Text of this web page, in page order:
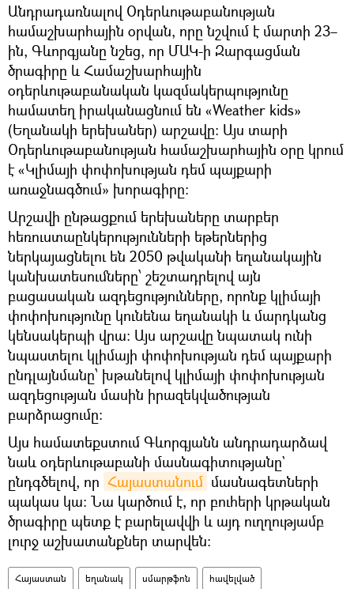
Անդրադառնալով Օդերևութաբանության
համաշխարհային օրվան, որը նշվում է մարտի 23–
ին, Գևորգյանը նշեց, որ ՄԱԿ-ի Զարգացման
ծրագիրը և Համաշխարհային
օդերևութաբանական կազմակերպությունը
համատեղ իրականացնում են «Weather kids»
(Եղանակի երեխաներ) արշավը։ Այս տարի
Օդերևութաբանության համաշխարհային օրը կրում
է «Կլիմայի փոփոխության դեմ պայքարի
առաջնագծում» խորագիրը։
Արշավի ընթացքում երեխաները տարբեր
հեռուստաընկերությունների եթերներից
ներկայացնելու են 2050 թվականի եղանակային
կանխատեսումները՝ շեշտադրելով այն
բացասական ազդեցությունները, որոնք կլիմայի
փոփոխությունը կունենա եղանակի և մարդկանց
կենսակերպի վրա։ Այս արշավը նպատակ ունի
նպաստելու կլիմայի փոփոխության դեմ պայքարի
ընդլայնմանը՝ խթանելով կլիմայի փոփոխության
ազդեցության մասին իրազեկվածության
բարձրացումը։
Այս համատեքստում Գևորգյանն անդրադարձավ
նաև օդերևութաբանի մասնագիտությանը`
ընդգծելով, որ Հայաստանում մասնագետների
պակաս կա։ Նա կարծում է, որ բուհերի կրթական
ծրագիրը պետք է բարելավվի և այդ ուղղությամբ
լուրջ աշխատանքներ տարվեն։
Հայաստան եղանակ սմարթֆոն հավելված